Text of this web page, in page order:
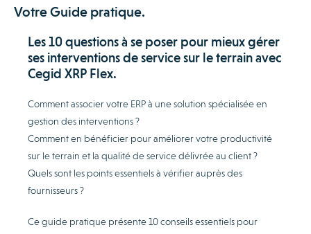
Votre Guide pratique.
Les 10 questions à se poser pour mieux gérer
ses interventions de service sur le terrain avec
Cegid XRP Flex.
Comment associer votre ERP à une solution spécialisée en
gestion des interventions ?
Comment en bénéficier pour améliorer votre productivité
sur le terrain et la qualité de service délivrée au client ?
Quels sont les points essentiels à vérifier auprès des
fournisseurs ?
Ce guide pratique présente 10 conseils essentiels pour